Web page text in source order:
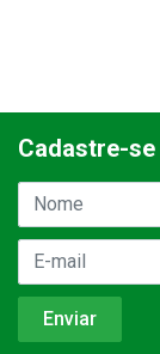
Cadastre-